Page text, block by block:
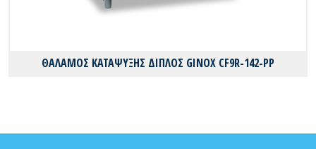
ΘΑΛΑΜΟΣ ΚΑΤΑΨΥΞΗΣ ΔΙΠΛΟΣ GINOX CF9R-142-PP